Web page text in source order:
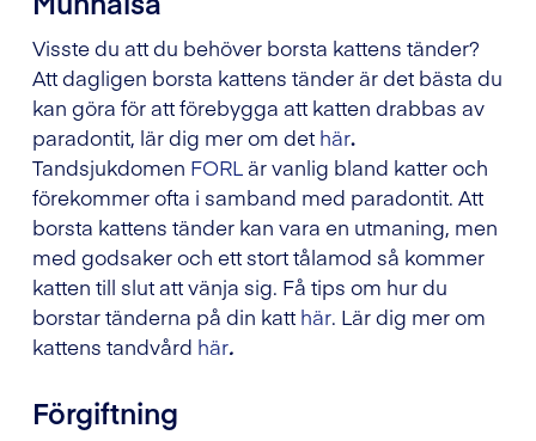
Visste du att du behöver borsta kattens tänder?
Att dagligen borsta kattens tänder är det bästa du
kan göra för att förebygga att katten drabbas av
paradontit, lär dig mer om det här.
Tandsjukdomen FORL är vanlig bland katter och
förekommer ofta i samband med paradontit. Att
borsta kattens tänder kan vara en utmaning, men
med godsaker och ett stort tålamod så kommer
katten till slut att vänja sig. Få tips om hur du
borstar tänderna på din katt här. Lär dig mer om
kattens tandvård här.
Förgiftning